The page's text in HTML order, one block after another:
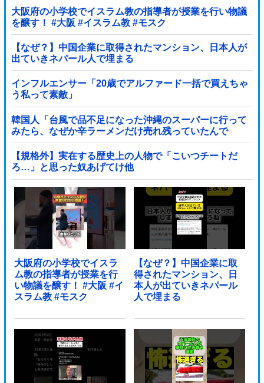
大阪府の小学校でイスラム教の指導者が授業を行い物議
を醸す！ #大阪 #イスラム教 #モスク
【なぜ？】中国企業に取得されたマンション、日本人が
出ていきネパール人で埋まる
インフルエンサー「20歳でアルファード一括で買えちゃ
う私って素敵」
韓国人「台風で品不足になった沖縄のスーパーに行って
みたら、なぜか辛ラーメンだけ売れ残っていたんで
す…」
【規格外】実在する歴史上の人物で「こいつチートだ
ろ…」と思った奴あげてけ他
大阪府の小学校でイスラ
ム教の指導者が授業を行
い物議を醸す！ #大阪 #イ
スラム教 #モスク
【なぜ？】中国企業に取
得されたマンション、日
本人が出ていきネパール
人で埋まる